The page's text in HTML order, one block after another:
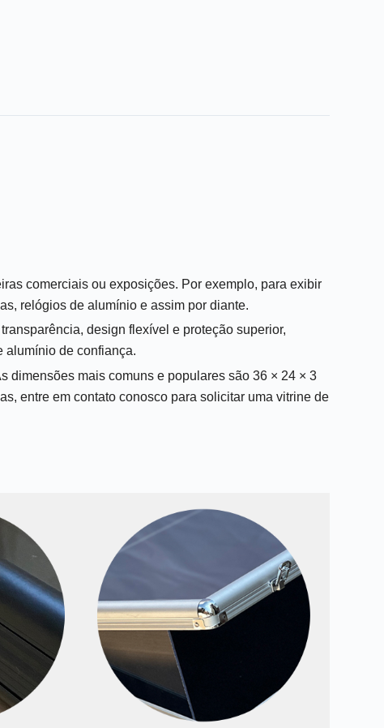
comerciais ou exposições. Por exemplo, para exibir
relógios de alumínio e assim por diante.
design flexível e proteção superior,
alumínio de confiança.
dimensões mais comuns e populares são 36 × 24 × 3
entre em contato conosco para solicitar uma vitrine de